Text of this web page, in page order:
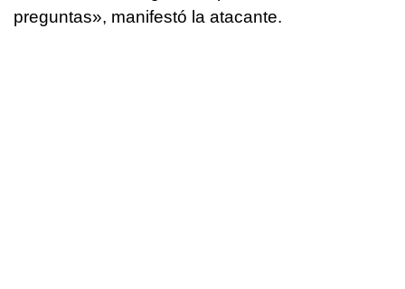
preguntas», manifestó la atacante.